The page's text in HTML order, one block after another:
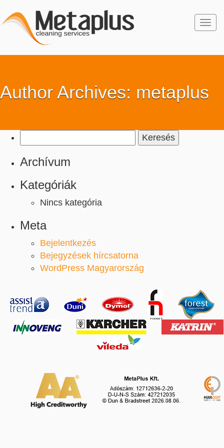
Author Archives: metaplus
Archívum
Kategóriák
Nincs kategória
Meta
Bejelentkezés
Bejegyzések hírcsatorna
WordPress Magyarország